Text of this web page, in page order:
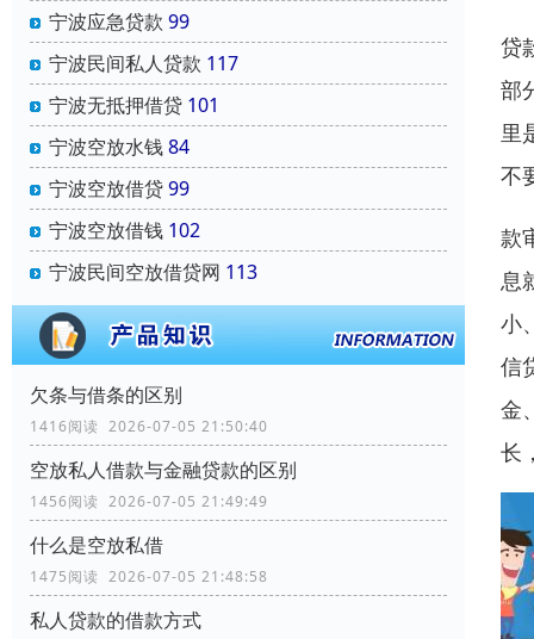
宁波应急贷款 99
宁波民间私人贷款 117
宁波无抵押借贷 101
宁波空放水钱84
宁波空放借贷99
宁波空放借钱 102
宁波民间空放借贷网 113
欠条与借条的区别
1416阅读 2026-07-05 21:50:40
空放私人借款与金融贷款的区别
1456阅读 2026-07-05 21:49:49
什么是空放私借
1475阅读 2026-07-05 21:48:58
私人贷款的借款方式
贷
部
里
不
款
息
小
信
金
长